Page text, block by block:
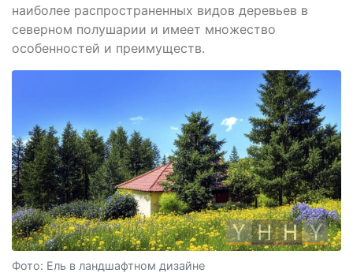
наиболее распространенных видов деревьев в
северном полушарии и имеет множество
особенностей и преимуществ.
Фото: Ель в ландшафтном дизайне